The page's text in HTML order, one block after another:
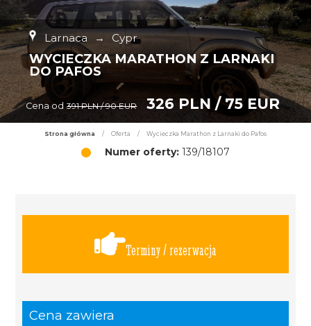
Larnaca → Cypr
WYCIECZKA MARATHON Z LARNAKI
DO PAFOS
Cena od 391 PLN / 90 EUR 326 PLN / 75 EUR
Strona główna / Oferta / Wycieczka Marathon z Larnaki do Pafos
Numer oferty: 139/18107
Terminy / rezerwacja
Cena zawiera